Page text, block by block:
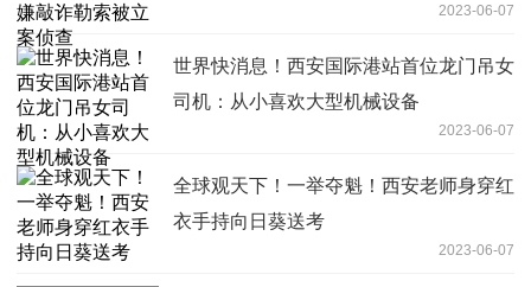
2023-06-07
世界快消息！西安国际港站首位龙门吊女
司机：从小喜欢大型机械设备
2023-06-07
全球观天下！一举夺魁！西安老师身穿红
衣手持向日葵送考
2023-06-07